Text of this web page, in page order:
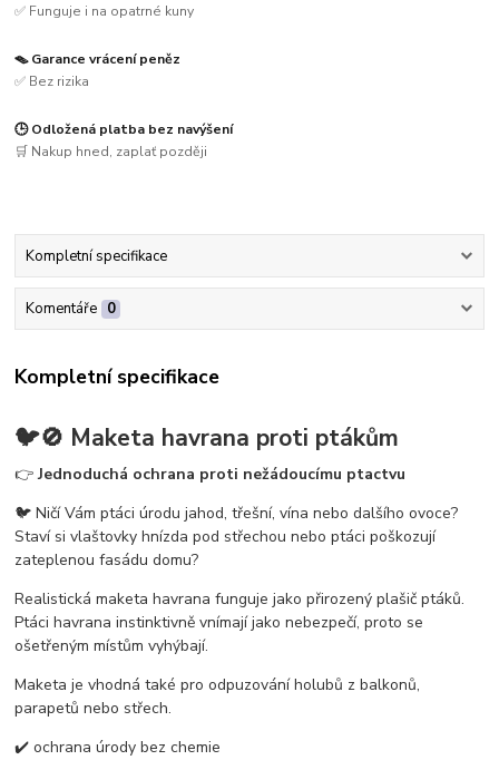
✅ Funguje i na opatrné kuny
🪤 Garance vrácení peněz
✅ Bez rizika
🕒 Odložená platba bez navýšení
🛒 Nakup hned, zaplať později
Kompletní specifikace
Komentáře 0
Kompletní specifikace
🐦🚫 Maketa havrana proti ptákům
👉Jednoduchá ochrana proti nežádoucímu ptactvu
🐦 Ničí Vám ptáci úrodu jahod, třešní, vína nebo dalšího ovoce?
Staví si vlaštovky hnízda pod střechou nebo ptáci poškozují
zateplenou fasádu domu?
Realistická maketa havrana funguje jako přirozený plašič ptáků.
Ptáci havrana instinktivně vnímají jako nebezpečí, proto se
ošetřeným místům vyhýbají.
Maketa je vhodná také pro odpuzování holubů z balkonů,
parapetů nebo střech.
✔️ ochrana úrody bez chemie